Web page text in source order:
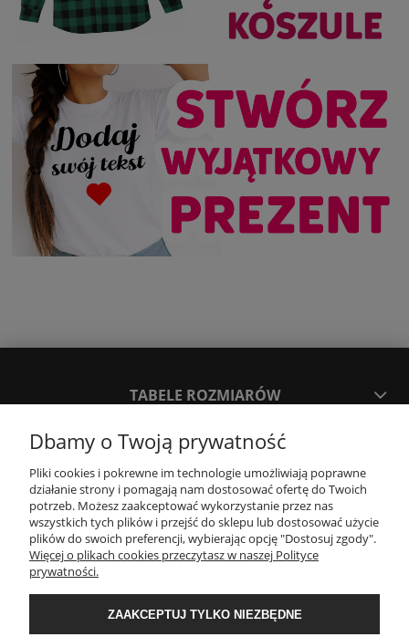
TABELE ROZMIARÓW
SPOSOBY PŁATNOŚCI ORAZ CZAS I KOSZTY DOSTAWY
DOSTAWY
KONTAKT
WYMIANA / ZWROTY / REKLAMACJE
Dbamy o Twoją prywatność
Pliki cookies i pokrewne im technologie umożliwiają poprawne
działanie strony i pomagają nam dostosować ofertę do Twoich
potrzeb. Możesz zaakceptować wykorzystanie przez nas
wszystkich tych plików i przejść do sklepu lub dostosować użycie
plików do swoich preferencji, wybierając opcję "Dostosuj zgody".
Więcej o plikach cookies przeczytasz w naszej Polityce
prywatności.
ZAAKCEPTUJ TYLKO NIEZBĘDNE